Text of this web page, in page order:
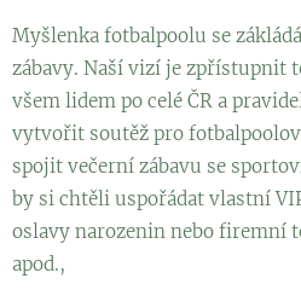
Myšlenka fotbalpoolu se
zábavy. Naší vizí je zpřístupnit
všem lidem po celé ČR a
vytvořit soutěž pro
spojit večerní zábavu se
by si chtěli uspořádat vlastní
oslavy narozenin nebo firemní
apod.,